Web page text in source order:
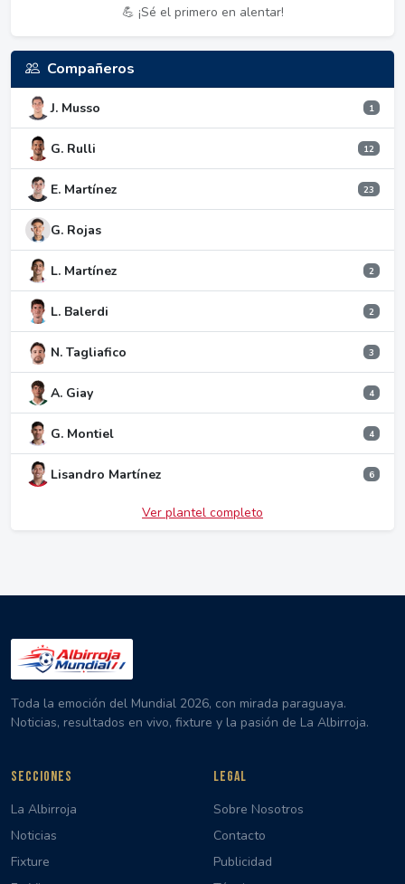
💪 ¡Sé el primero en alentar!
Compañeros
J. Musso 1
G. Rulli 12
E. Martínez 23
G. Rojas
L. Martínez 2
L. Balerdi 2
N. Tagliafico 3
A. Giay 4
G. Montiel 4
Lisandro Martínez 6
Ver plantel completo
Toda la emoción del Mundial 2026, con mirada paraguaya.
Noticias, resultados en vivo, fixture y la pasión de La Albirroja.
SECCIONES
La Albirroja
Noticias
Fixture
LEGAL
Sobre Nosotros
Contacto
Publicidad